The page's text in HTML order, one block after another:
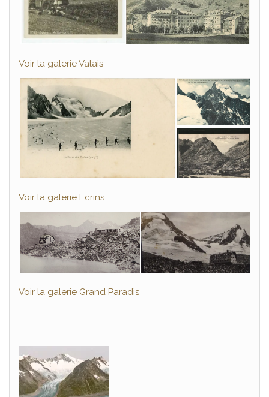
Voir la galerie Valais
Voir la galerie Ecrins
Voir la galerie Grand Paradis